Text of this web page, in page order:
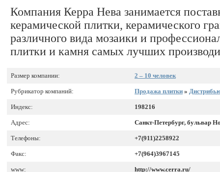
Компания Керра Нева занимается
керамической плитки, керамического
различного вида мозаики и
плитки и камня самых лучших
Размер компании: 2 – 10 человек
Рубрикатор компаний: Продажа плитки »
Индекс: 198216
Адрес: Санкт-Петербург, бульвар
Телефоны: +7(911)2258922
Факс: +7(964)3967145
www: http://www.cerra.ru/